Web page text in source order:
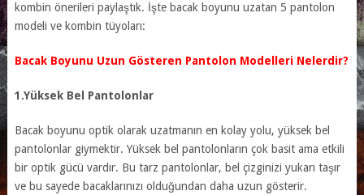
kombin önerileri paylaştık. İşte bacak boyunu uzatan 5 pantolon
modeli ve kombin tüyoları:
Bacak Boyunu Uzun Gösteren Pantolon Modelleri Nelerdir?
1.Yüksek Bel Pantolonlar
Bacak boyunu optik olarak uzatmanın en kolay yolu, yüksek bel
pantolonlar giymektir. Yüksek bel pantolonların çok basit ama etkili
bir optik gücü vardır. Bu tarz pantolonlar, bel çizginizi yukarı taşır
ve bu sayede bacaklarınızı olduğundan daha uzun gösterir.